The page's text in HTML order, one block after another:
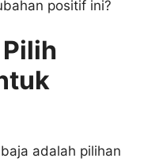
positif ini?
adalah pilihan